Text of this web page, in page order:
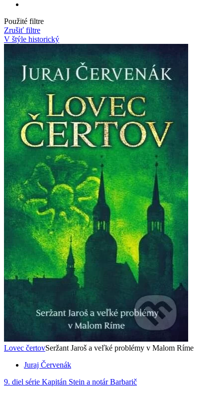
Použité filtre
Zrušiť filtre
V štýle historický
Lovec čertovSeržant Jaroš a veľké problémy v Malom Ríme
Juraj Červenák
9. diel série Kapitán Stein a notár Barbarič